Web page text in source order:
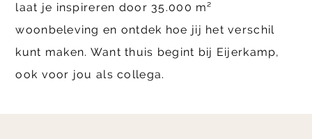
laat je inspireren door 35.000 m²
woonbeleving en ontdek hoe jij het verschil
kunt maken. Want thuis begint bij Eijerkamp,
ook voor jou als collega.